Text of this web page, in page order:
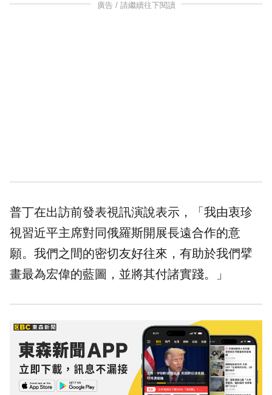
廣告 / 請繼續往下閱讀
普丁在出訪前發表視訊演說表示，「我由衷珍
視習近平主席對同俄羅斯開展長遠合作的意
願。我們之間的密切友好往來，有助於我們擘
畫最為宏偉的藍圖，並將其付諸實踐。」